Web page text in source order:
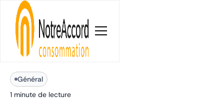
Blog
Général
1 minute de lecture